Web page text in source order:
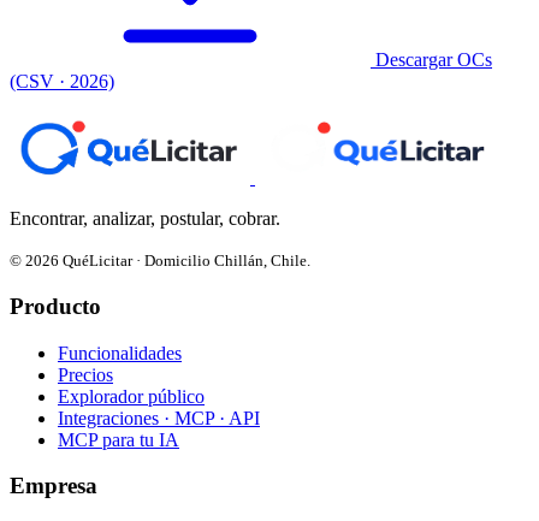
Descargar OCs
(CSV · 2026)
Encontrar, analizar, postular, cobrar.
© 2026 QuéLicitar · Domicilio Chillán, Chile.
Producto
Funcionalidades
Precios
Explorador público
Integraciones · MCP · API
MCP para tu IA
Empresa